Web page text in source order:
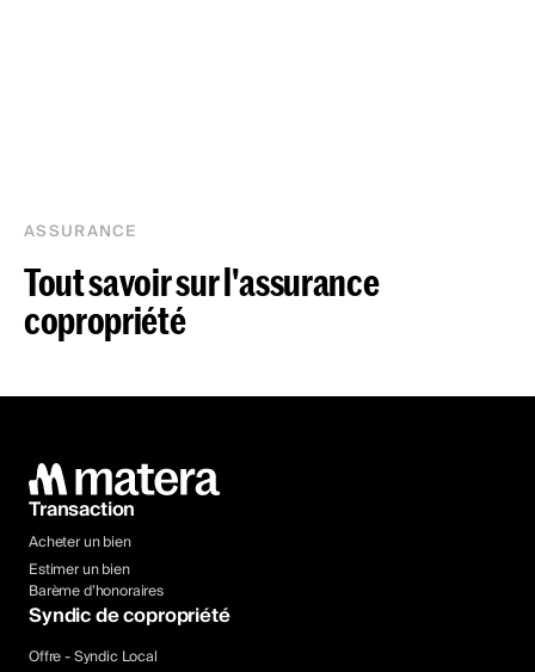
ASSURANCE
Tout savoir sur l'assurance
copropriété
Transaction
Acheter un bien
Estimer un bien
Barème d’honoraires
Syndic de copropriété
Offre - Syndic Local